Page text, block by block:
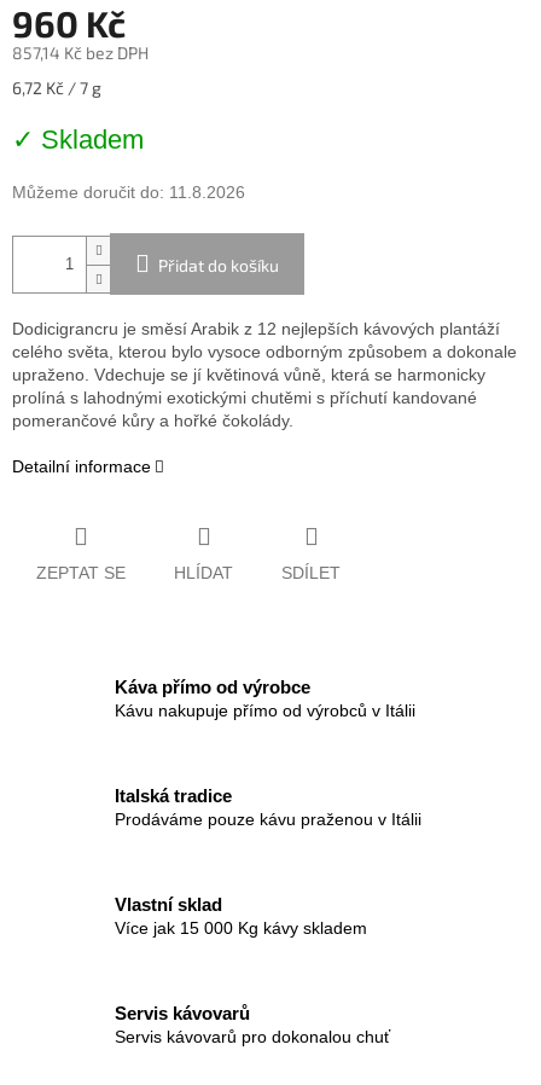
960 Kč
857,14 Kč bez DPH
Měrná
6,72 Kč / 7 g
✓ Skladem
Můžeme doručit do: 11.8.2026
Přidat do košíku
Dodicigrancru je směsí Arabik z 12 nejlepších kávových plantáží
celého světa, kterou bylo vysoce odborným způsobem a dokonale
upraženo. Vdechuje se jí květinová vůně, která se harmonicky
prolíná s lahodnými exotickými chutěmi s příchutí kandované
pomerančové kůry a hořké čokolády.
Detailní informace
ZEPTAT SE HLÍDAT SDÍLET
Káva přímo od výrobce
Kávu nakupuje přímo od výrobců v Itálii
Italská tradice
Prodáváme pouze kávu praženou v Itálii
Vlastní sklad
Více jak 15 000 Kg kávy skladem
Servis kávovarů
Servis kávovarů pro dokonalou chuť